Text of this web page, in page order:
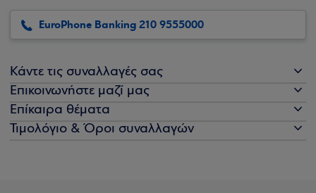
EuroPhone Banking 210 9555000
Κάντε τις συναλλαγές σας
Επικοινωνήστε μαζί μας
Επίκαιρα θέματα
Τιμολόγιο & Όροι συναλλαγών